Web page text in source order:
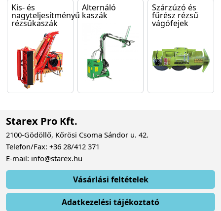
Kis- és
nagyteljesítményű
rézsűkaszák
Alternáló
kaszák
Szárzúzó és
fűrész rézsű
vágófejek
Starex Pro Kft.
2100-Gödöllő, Kőrösi Csoma Sándor u. 42.
Telefon/Fax: +36 28/412 371
E-mail: info@starex.hu
Vásárlási feltételek
Adatkezelési tájékoztató